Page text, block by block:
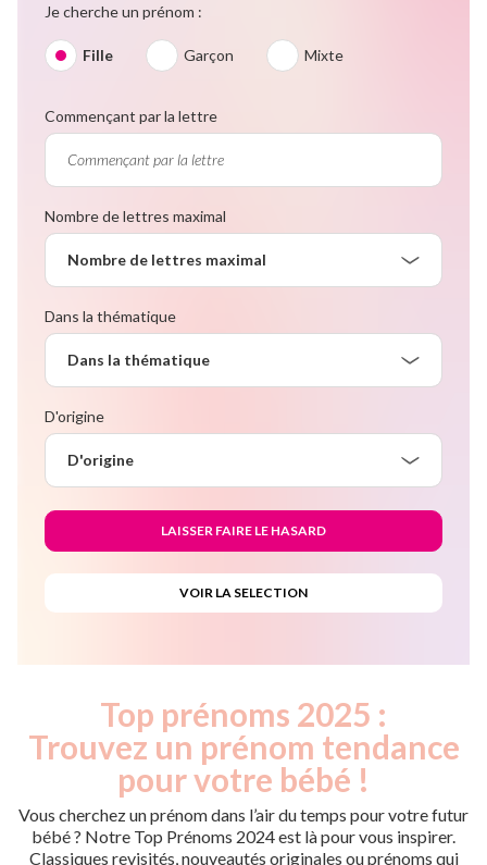
Je cherche un prénom :
Fille Garçon Mixte
Commençant par la lettre
Nombre de lettres maximal
Nombre de lettres maximal
Dans la thématique
Dans la thématique
D'origine
D'origine
Top prénoms 2025 :
Trouvez un prénom tendance
pour votre bébé !
Vous cherchez un prénom dans l’air du temps pour votre futur
bébé ? Notre Top Prénoms 2024 est là pour vous inspirer.
Classiques revisités, nouveautés originales ou prénoms qui